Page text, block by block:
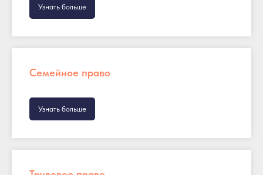
Узнать больше
Семейное право
Узнать больше